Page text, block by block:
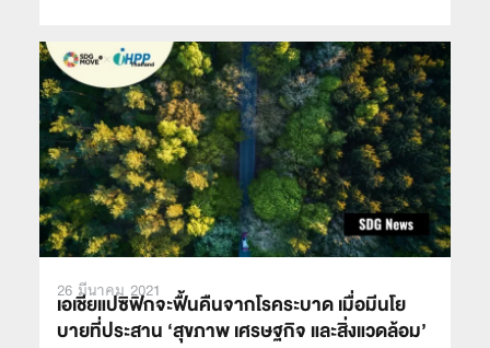
26 มีนาคม 2021
เอเชียแปซิฟิกจะฟื้นคืนจากโรคระบาด เมื่อมีนโย
บายที่ประสาน ‘สุขภาพ เศรษฐกิจ และสิ่งแวดล้อม’